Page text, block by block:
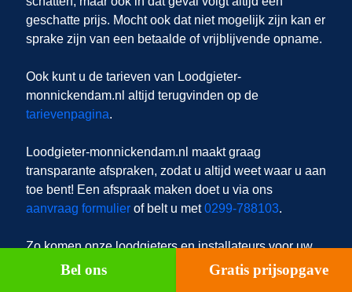
geschatte prijs. Mocht ook dat niet mogelijk zijn kan er
sprake zijn van een betaalde of vrijblijvende opname.
Ook kunt u de tarieven van Loodgieter-
monnickendam.nl altijd terugvinden op de
tarievenpagina.
Loodgieter-monnickendam.nl maakt graag
transparante afspraken, zodat u altijd weet waar u aan
toe bent! Een afspraak maken doet u via ons
aanvraag formulierof belt u met0299-788103.
Zo komen onze loodgieters en installateurs voor uw
CV-ketel in Monnickendam in Monnickendam en
Bel ons Gratis prijsopgave